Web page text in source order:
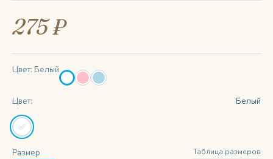
275 ₽
Цвет: Белый
Цвет: Белый
Размер Таблица размеров